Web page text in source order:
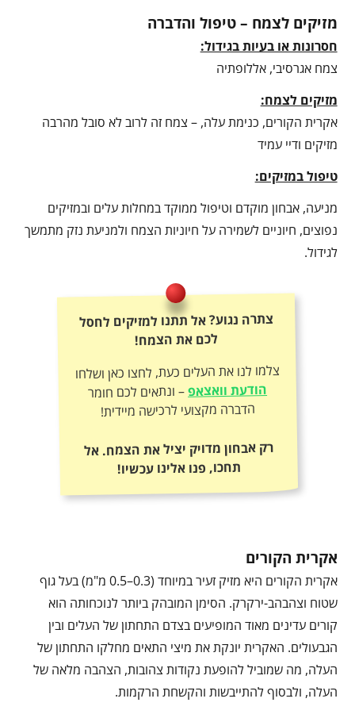
מזיקים לצמח – טיפול והדברה
חסרונות או בעיות בגידול:
צמח אגרסיבי, אללופתיה
מזיקים לצמח:
אקרית הקורים, כנימת עלה, – צמח זה לרוב לא סובל מהרבה
מזיקים ודיי עמיד
טיפול במזיקים:
מניעה, אבחון מוקדם וטיפול ממוקד במחלות עלים ובמזיקים
נפוצים, חיוניים לשמירה על חיוניות הצמח ולמניעת נזק מתמשך
לגידול.
צתרה נגוע? אל תתנו למזיקים לחסל
לכם את הצמח!
צלמו לנו את העלים כעת, לחצו כאן ושלחו
הודעת וואצאפ– ונתאים לכם חומר
הדברה מקצועי לרכישה מיידית!
רק אבחון מדויק יציל את הצמח. אל
תחכו, פנו אלינו עכשיו!
אקרית הקורים
אקרית הקורים היא מזיק זעיר במיוחד (0.3–0.5 מ"מ) בעל גוף
שטוח וצהבהב-ירקרק. הסימן המובהק ביותר לנוכחותה הוא
קורים עדינים מאוד המופיעים בצדם התחתון של העלים ובין
הגבעולים. האקרית יונקת את מיצי התאים מחלקו התחתון של
העלה, מה שמוביל להופעת נקודות צהובות, הצהבה מלאה של
העלה, ולבסוף להתייבשות והקשחת הרקמות.